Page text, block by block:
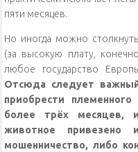
пяти месяцев.
Но иногда можно
(за высокую плату,
любое государство
Отсюда следует
приобрести
более трёх месяцев,
животное
мошенничество, либо